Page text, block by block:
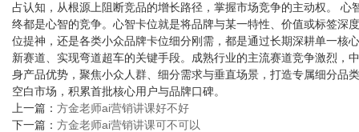
占认知，从根源上阻断竞品的增长路径，掌握市场竞争的主动权。
终都是心智的竞争。心智卡位就是将品牌与某一特性、价值或标签深
位提神，还是各类小众品牌卡位细分刚需，都是通过长期深耕单一核
新赛道、实现弯道超车的关键手段。成熟行业的主流赛道竞争激烈
身产品优势，聚焦小众人群、细分需求与垂直场景，打造专属细分品
空白市场，积累首批核心用户与品牌口碑。
上一篇： 方金老师ai营销讲课好不好
下一篇： 方金老师ai营销讲课可不可以